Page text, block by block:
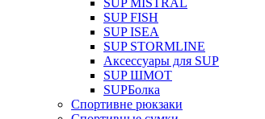
SUP MISTRAL
SUP FISH
SUP ISEA
SUP STORMLINE
Аксессуары для SUP
SUP ШМОТ
SUPБолка
Спортивне рюкзаки